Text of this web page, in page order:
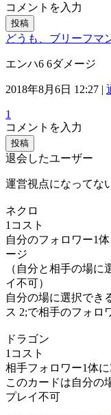
コメントを入力
投稿
どうも、ブリーフマ
エンハ6 6ダメージ
2018年8月6日 12:27 |
1
コメントを入力
投稿
退会したユーザー
運営視点になってな
ネクロ
1コスト
自分のフォロワー1
ージ
（自分と相手の場
イ不可）
自分の場に選択でき
ス 2;で相手のフォロ
ドラゴン
1コスト
相手フォロワー1体
このカードは自分の
プレイ不可